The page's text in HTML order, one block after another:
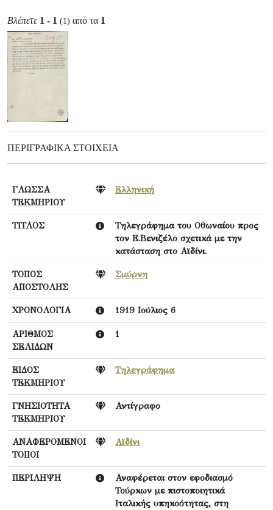
Βλέπετε 1 - 1 (1) από τα 1
ΠΕΡΙΓΡΑΦΙΚΆ ΣΤΟΙΧΕΊΑ
ΓΛΩΣΣΑ
ΤΕΚΜΗΡΙΟΥ
Ελληνική
ΤΙΤΛΟΣ
Τηλεγράφημα του Οθωναίου προς
τον Ε.Βενιζέλο σχετικά με την
κατάσταση στο Αϊδίνι.
ΤΟΠΟΣ
ΑΠΟΣΤΟΛΗΣ
Σμύρνη
ΧΡΟΝΟΛΟΓΙΑ 1919 Ιούλιος 6
ΑΡΙΘΜΟΣ
ΣΕΛΙΔΩΝ
1
ΕΙΔΟΣ
ΤΕΚΜΗΡΙΟΥ
Τηλεγράφημα
ΓΝΗΣΙΟΤΗΤΑ
ΤΕΚΜΗΡΙΟΥ
Αντίγραφο
ΑΝΑΦΕΡΟΜΕΝΟΙ
ΤΟΠΟΙ
Αϊδίνι
ΠΕΡΙΛΗΨΗ
Αναφέρεται στον εφοδιασμό
Τούρκων με πιστοποιητικά
Ιταλικής υπηκοότητας, στη